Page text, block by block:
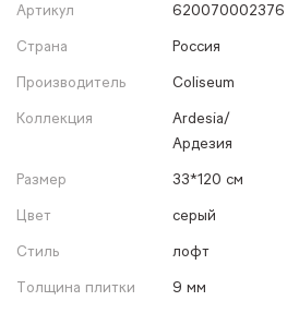
Артикул
620070002376
Страна
Россия
Производитель
Coliseum
Коллекция
Ardesia/
Ардезия
Размер
33*120 см
Цвет
серый
Стиль
лофт
Толщина плитки
9 мм